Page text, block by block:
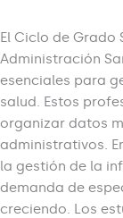
El Ciclo de Grado
Administración
esenciales para
salud. Estos
organizar datos
administrativos.
la gestión de la
demanda de
creciendo. Los